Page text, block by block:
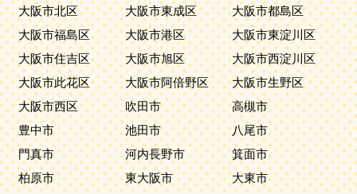
大阪市北区
大阪市東成区
大阪市都島区
大阪市福島区
大阪市港区
大阪市東淀川区
大阪市住吉区
大阪市旭区
大阪市西淀川区
大阪市此花区
大阪市阿倍野区
大阪市生野区
大阪市西区
吹田市
高槻市
豊中市
池田市
八尾市
門真市
河内長野市
箕面市
柏原市
東大阪市
大東市